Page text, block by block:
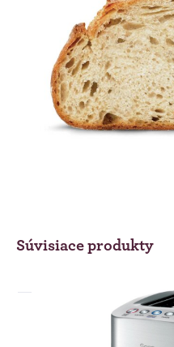
Súvisiace produkty